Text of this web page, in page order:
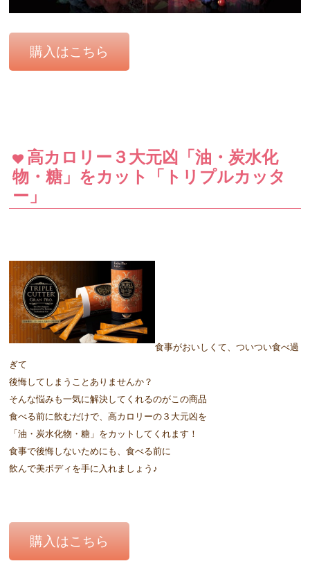
購入はこちら
高カロリー３大元凶「油・炭水化
物・糖」をカット「トリプルカッタ
ー」
食事がおいしくて、ついつい食べ過
ぎて
後悔してしまうことありませんか？
そんな悩みも一気に解決してくれるのがこの商品
食べる前に飲むだけで、高カロリーの３大元凶を
「油・炭水化物・糖」をカットしてくれます！
食事で後悔しないためにも、食べる前に
飲んで美ボディを手に入れましょう♪
購入はこちら